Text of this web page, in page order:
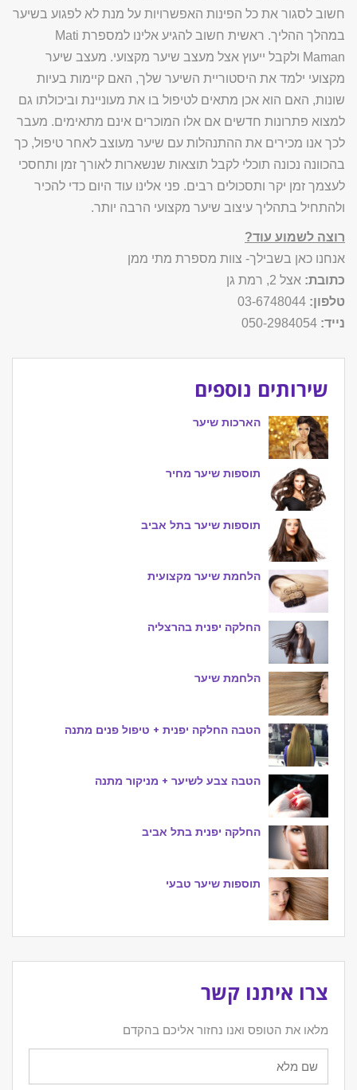
חשוב לסגור את כל הפינות האפשרויות על מנת לא לפגוע בשיער
במהלך ההליך. ראשית חשוב להגיע אלינו למספרת Mati
Maman ולקבל ייעוץ אצל מעצב שיער מקצועי. מעצב שיער
מקצועי ילמד את היסטוריית השיער שלך, האם קיימות בעיות
שונות, האם הוא אכן מתאים לטיפול בו את מעוניינת וביכולתו גם
למצוא פתרונות חדשים אם אלו המוכרים אינם מתאימים. מעבר
לכך אנו מכירים את ההתנהלות עם שיער מעוצב לאחר טיפול, כך
בהכוונה נכונה תוכלי לקבל תוצאות שנשארות לאורך זמן ותחסכי
לעצמך זמן יקר ותסכולים רבים. פני אלינו עוד היום כדי להכיר
ולהתחיל בתהליך עיצוב שיער מקצועי הרבה יותר.
רוצה לשמוע עוד?
אנחנו כאן בשבילך- צוות מספרת מתי ממן
כתובת: אצל 2, רמת גן
טלפון: 03-6748044
נייד: 050-2984054
שירותים נוספים
הארכות שיער
תוספות שיער מחיר
תוספות שיער בתל אביב
הלחמת שיער מקצועית
החלקה יפנית בהרצליה
הלחמת שיער
הטבה החלקה יפנית + טיפול פנים מתנה
הטבה צבע לשיער + מניקור מתנה
החלקה יפנית בתל אביב
תוספות שיער טבעי
צרו איתנו קשר
מלאו את הטופס ואנו נחזור אליכם בהקדם